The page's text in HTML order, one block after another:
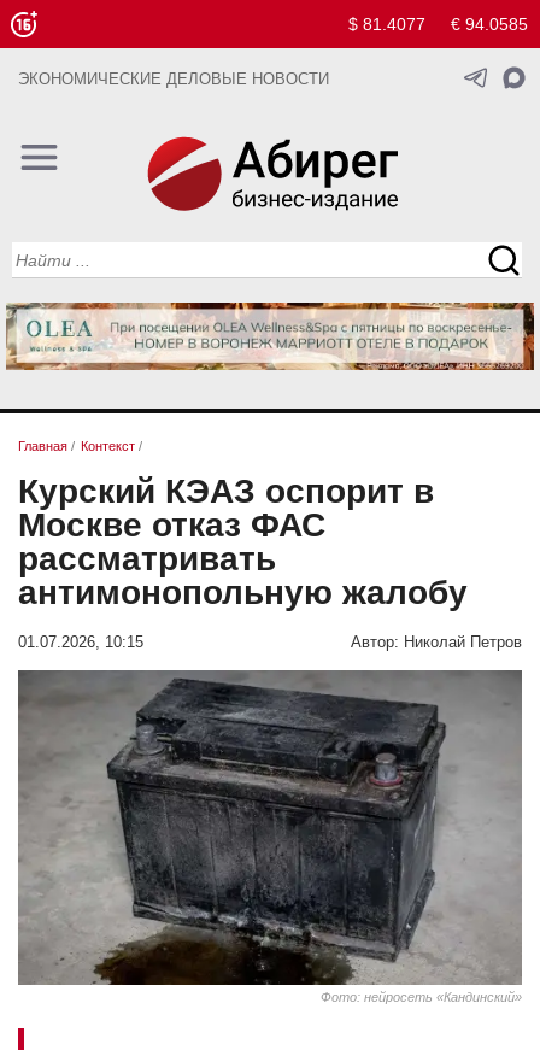
$ 81.4077 € 94.0585
ЭКОНОМИЧЕСКИЕ ДЕЛОВЫЕ НОВОСТИ
Главная / Контекст /
Курский КЭАЗ оспорит в
Москве отказ ФАС
рассматривать
антимонопольную жалобу
01.07.2026, 10:15 Автор: Николай Петров
Фото: нейросеть «Кандинский»